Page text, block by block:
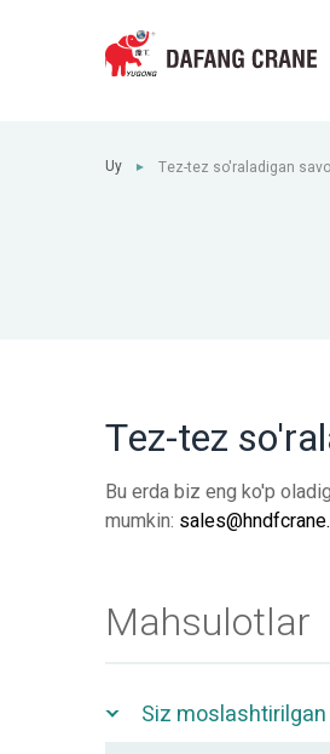
Uy ► Tez-tez so'raladigan
Tez-tez
Bu erda biz eng ko'p
mumkin:
Mahsulotlar
Siz